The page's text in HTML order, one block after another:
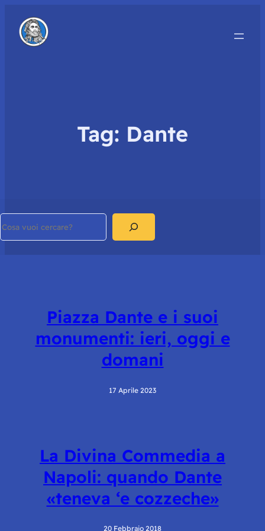
Tag: Dante
Piazza Dante e i suoi
monumenti: ieri, oggi e
domani
17 Aprile 2023
La Divina Commedia a
Napoli: quando Dante
«teneva ‘e cozzeche»
20 Febbraio 2018